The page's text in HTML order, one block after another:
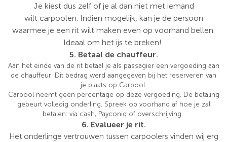
Je kiest dus zelf of je al dan niet met iemand
wilt carpoolen. Indien mogelijk, kan je de persoon
waarmee je een rit wilt maken even op voorhand bellen.
Ideaal om het ijs te breken!
5. Betaal de chauffeur.
Aan het einde van de rit betaal je als passagier een vergoeding aan
de chauffeur. Dit bedrag werd aangegeven bij het reserveren van
je plaats op Carpool.
Carpool neemt geen percentage op deze vergoeding. De betaling
gebeurt volledig onderling. Spreek op voorhand af hoe je zal
betalen: via cash, Payconiq of overschrijving.
6. Evalueer je rit.
Het onderlinge vertrouwen tussen carpoolers vinden wij erg